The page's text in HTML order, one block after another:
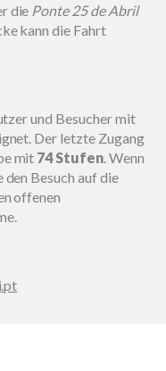
die Ponte 25 de Abril
kann die Fahrt
und Besucher mit
Der letzte Zugang
mit 74 Stufen . Wenn
Besuch auf die
offenen